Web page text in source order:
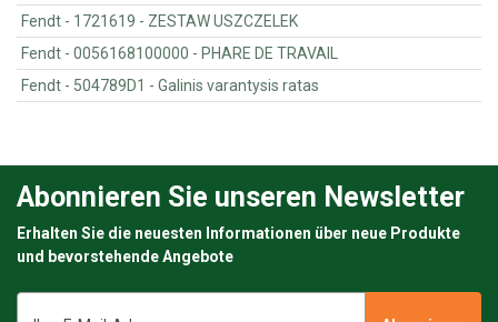
Fendt - 1721619 - ZESTAW USZCZELEK
Fendt - 0056168100000 - PHARE DE TRAVAIL
Fendt - 504789D1 - Galinis varantysis ratas
Abonnieren Sie unseren Newsletter
Erhalten Sie die neuesten Informationen über neue Produkte
und bevorstehende Angebote